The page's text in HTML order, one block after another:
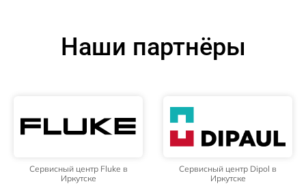
Наши партнёры
Сервисный центр Fluke в
Иркутске
Сервисный центр Dipol в
Иркутске